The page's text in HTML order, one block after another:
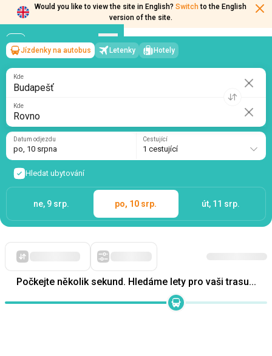
Would you like to view the site in English? Switch to the English
version of the site.
Budapešť→Rovno
po, 10 srpna/1 cestující
Jízdenky na autobus Letenky Hotely
Kde
Kde
Datum odjezdu
po, 10 srpna
Cestující
1 cestující
Hledat ubytování
ne, 9 srp. po, 10 srp. út, 11 srp.